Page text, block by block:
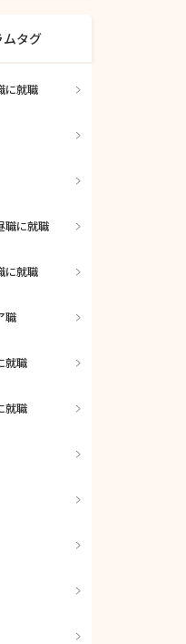
タグ
に就職
職に就職
に就職
職
就職
就職